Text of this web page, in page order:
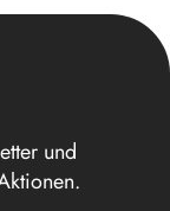
und